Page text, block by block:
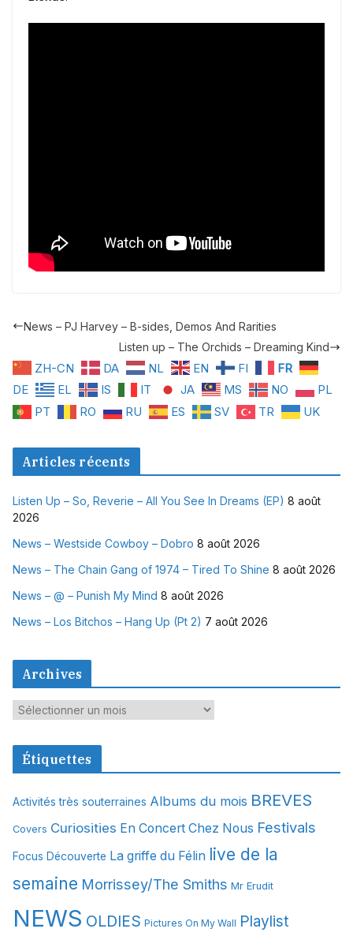
News – PJ Harvey – B-sides, Demos And Rarities
Listen up – The Orchids – Dreaming Kind
ZH-CN DA NL EN FI
FR
DE
EL IS IT JA MS NO
PL
PT
RO RU ES SV TR UK
Articles récents
Listen Up – So, Reverie – All You See In Dreams (EP) 8 août
2026
News – Westside Cowboy – Dobro 8 août 2026
News – The Chain Gang of 1974 – Tired To Shine 8 août 2026
News – @ – Punish My Mind 8 août 2026
News – Los Bitchos – Hang Up (Pt 2) 7 août 2026
Archives
A
c
v
e
Étiquettes
Activités très souterraines Albums du mois BREVES
Covers Curiosities En Concert Chez Nous Festivals
Focus Découverte La griffe du Félin live de la
semaine Morrissey/The Smiths Mr Erudit
NEWS OLDIES Pictures On My Wall Playlist